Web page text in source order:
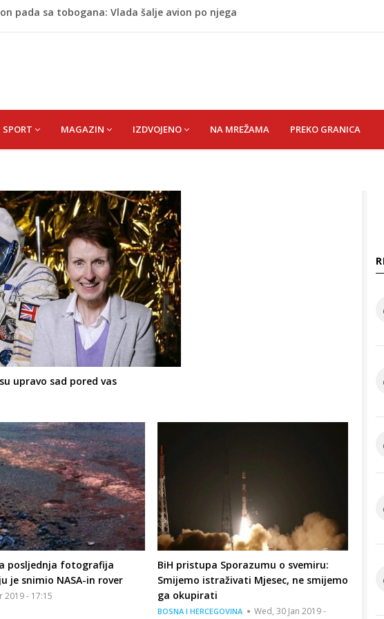
pada sa tobogana: Vlada šalje avion po njega
SPORT MAGAZIN IZDVOJENO NA MREŽAMA PREKO GRANICA
upravo sad pored vas
posljednja fotografija
je snimio NASA-in rover
2019 - 17:15
BiH pristupa Sporazumu o svemiru:
Smijemo istraživati Mjesec, ne smijemo
ga okupirati
BOSNA I HERCEGOVINA
Wed, 30 Jan 2019 -